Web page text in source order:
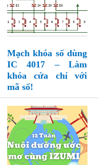
Mạch khóa số dùng
IC 4017 – Làm
khóa cửa chỉ với
mã số!